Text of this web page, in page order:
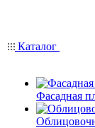
Каталог
Фасадная